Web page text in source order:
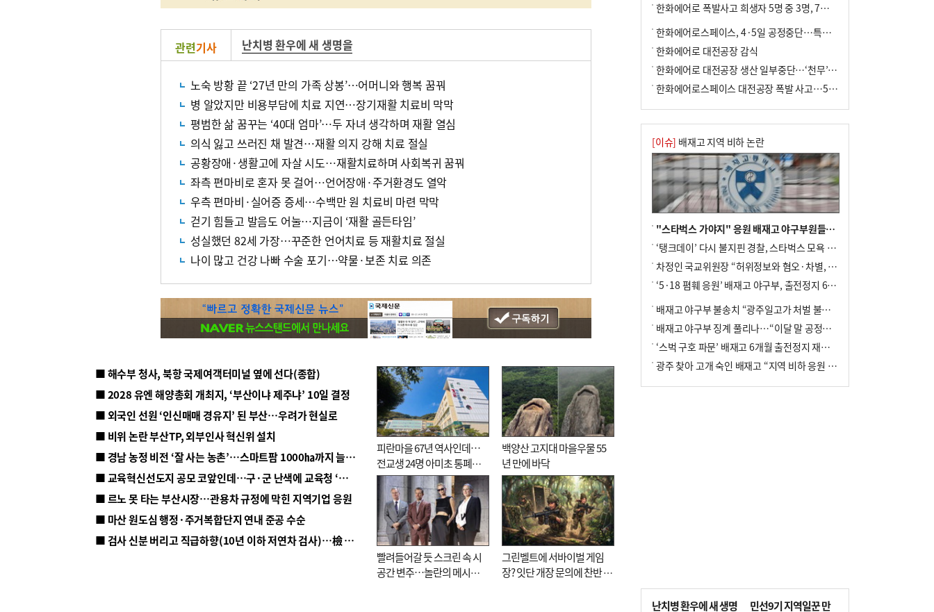
관련기사 난치병 환우에 새 생명을
노숙 방황 끝 ‘27년 만의 가족 상봉’…어머니와 행복 꿈꿔
병 알았지만 비용부담에 치료 지연…장기재활 치료비 막막
평범한 삶 꿈꾸는 ‘40대 엄마’…두 자녀 생각하며 재활 열심
의식 잃고 쓰러진 채 발견…재활 의지 강해 치료 절실
공황장애·생활고에 자살 시도…재활치료하며 사회복귀 꿈꿔
좌측 편마비로 혼자 못 걸어…언어장애·주거환경도 열악
우측 편마비·실어증 증세…수백만 원 치료비 마련 막막
걷기 힘들고 발음도 어눌…지금이 ‘재활 골든타임’
성실했던 82세 가장…꾸준한 언어치료 등 재활치료 절실
나이 많고 건강 나빠 수술 포기…약물·보존 치료 의존
■ 해수부 청사, 북항 국제여객터미널 옆에 선다(종합)
■ 2028 유엔 해양총회 개최지, ‘부산이냐 제주냐’ 10일 결정
■ 외국인 선원 ‘인신매매 경유지’ 된 부산…우려가 현실로
■ 비위 논란 부산TP, 외부인사 혁신위 설치
■ 경남 농정 비전 ‘잘 사는 농촌’…스마트팜 1000㏊까지 늘린다
■ 교육혁신선도지 공모 코앞인데…구·군 난색에 교육청 ‘쩔쩔’
■ 르노 못 타는 부산시장…관용차 규정에 막힌 지역기업 응원
■ 마산 원도심 행정·주거복합단지 연내 준공 수순
■ 검사 신분 버리고 직급하향(10년 이하 저연차 검사)…檢 중수청행 기피
피란마을 67년 역사인데…
전교생 24명 아미초 통폐합
기로
백양산 고지대 마을우물 55
년 만에 바닥
빨려들어갈 듯 스크린 속 시
공간 변주…놀란의 메시지
그린벨트에 서바이벌 게임
장? 잇단 개장 문의에 찬반 논
한화에어로 폭발사고 희생자 5명 중 3명, 7일 영면
한화에어로스페이스, 4·5일 공정중단…특별 안전점검
한화에어로 대전공장 감식
한화에어로 대전공장 생산 일부중단…‘천무’ 수출 비상
한화에어로스페이스 대전공장 폭발 사고…5명 사망·2명 부상(종합)
[이슈] 배재고 지역 비하 논란
"스타벅스 가야지" 응원 배재고 야구부원들, 학교서 징계 처분
‘탱크데이’ 다시 불지핀 경찰, 스타벅스 모욕 혐의 압수수색
차정인 국교위원장 “허위정보와 혐오·차별, 학교 교실까지 유입"
‘5·18 폄훼 응원’ 배재고 야구부, 출전정지 6개월→1개월 감경
배재고 야구부 불송치 “광주일고가 처벌 불원 의사 표해”
배재고 야구부 징계 풀리나…“이달 말 공정위서 재심의”
‘스벅 구호 파문’ 배재고 6개월 출전정지 재심 신청키로
광주 찾아 고개 숙인 배재고 “지역 비하 응원 잘못”(종합)
난치병 환우에 새 생명
민선9기 지역일꾼 만